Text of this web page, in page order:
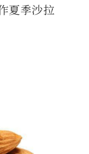
夏季沙拉